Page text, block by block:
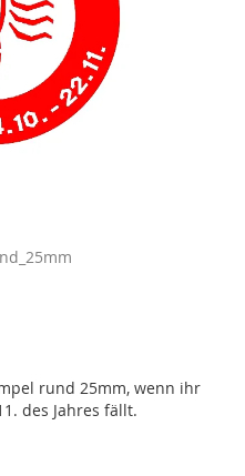
rund 25mm, wenn ihr
des Jahres fällt.